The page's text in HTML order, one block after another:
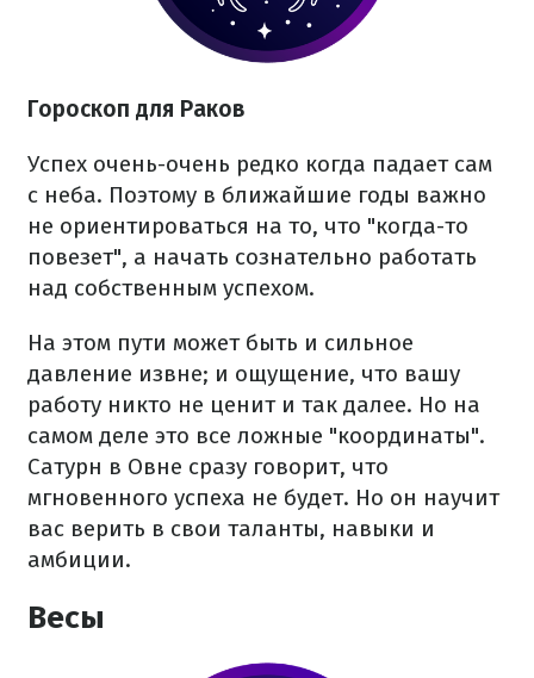
Гороскоп для Раков
Успех очень-очень редко когда падает сам
с неба. Поэтому в ближайшие годы важно
не ориентироваться на то, что "когда-то
повезет", а начать сознательно работать
над собственным успехом.
На этом пути может быть и сильное
давление извне; и ощущение, что вашу
работу никто не ценит и так далее. Но на
самом деле это все ложные "координаты".
Сатурн в Овне сразу говорит, что
мгновенного успеха не будет. Но он научит
вас верить в свои таланты, навыки и
амбиции.
Весы